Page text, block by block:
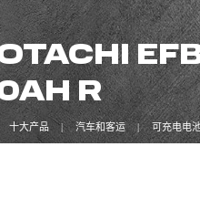
R
十大产品 汽车和客运 可充电电